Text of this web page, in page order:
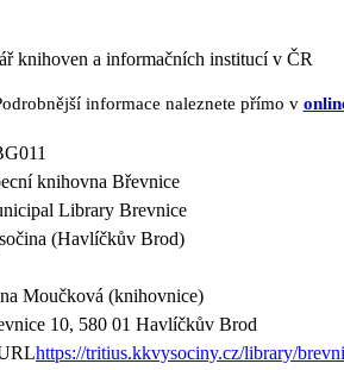
knihoven a informačních institucí v ČR
informace naleznete přímo v
knihovna Břevnice
Library Brevnice
(Havlíčkův Brod)
Moučková (knihovnice)
10, 580 01 Havlíčkův Brod
https://tritius.kkvysociny.cz/library/